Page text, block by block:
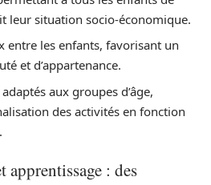
leur situation socio-économique.
entre les enfants, favorisant un
et d’appartenance.
aux groupes d’âge,
des activités en fonction
: des